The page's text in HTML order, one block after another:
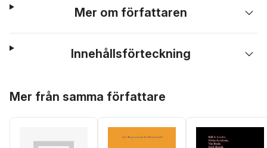
Mer om författaren
Innehållsförteckning
Mer från samma författare